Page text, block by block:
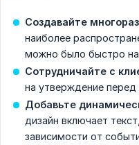
Создавайте
наиболее
можно было быстро
Сотрудничайте с
на утверждение
Добавьте
дизайн включает
зависимости от